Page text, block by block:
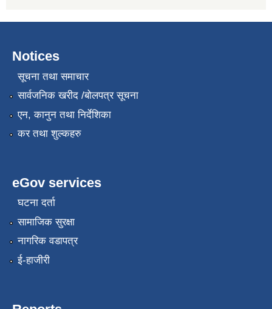
Notices
सूचना तथा समाचार
सार्वजनिक खरीद /बोलपत्र सूचना
एन, कानुन तथा निर्देशिका
कर तथा शुल्कहरु
eGov services
घटना दर्ता
सामाजिक सुरक्षा
नागरिक वडापत्र
ई-हाजीरी